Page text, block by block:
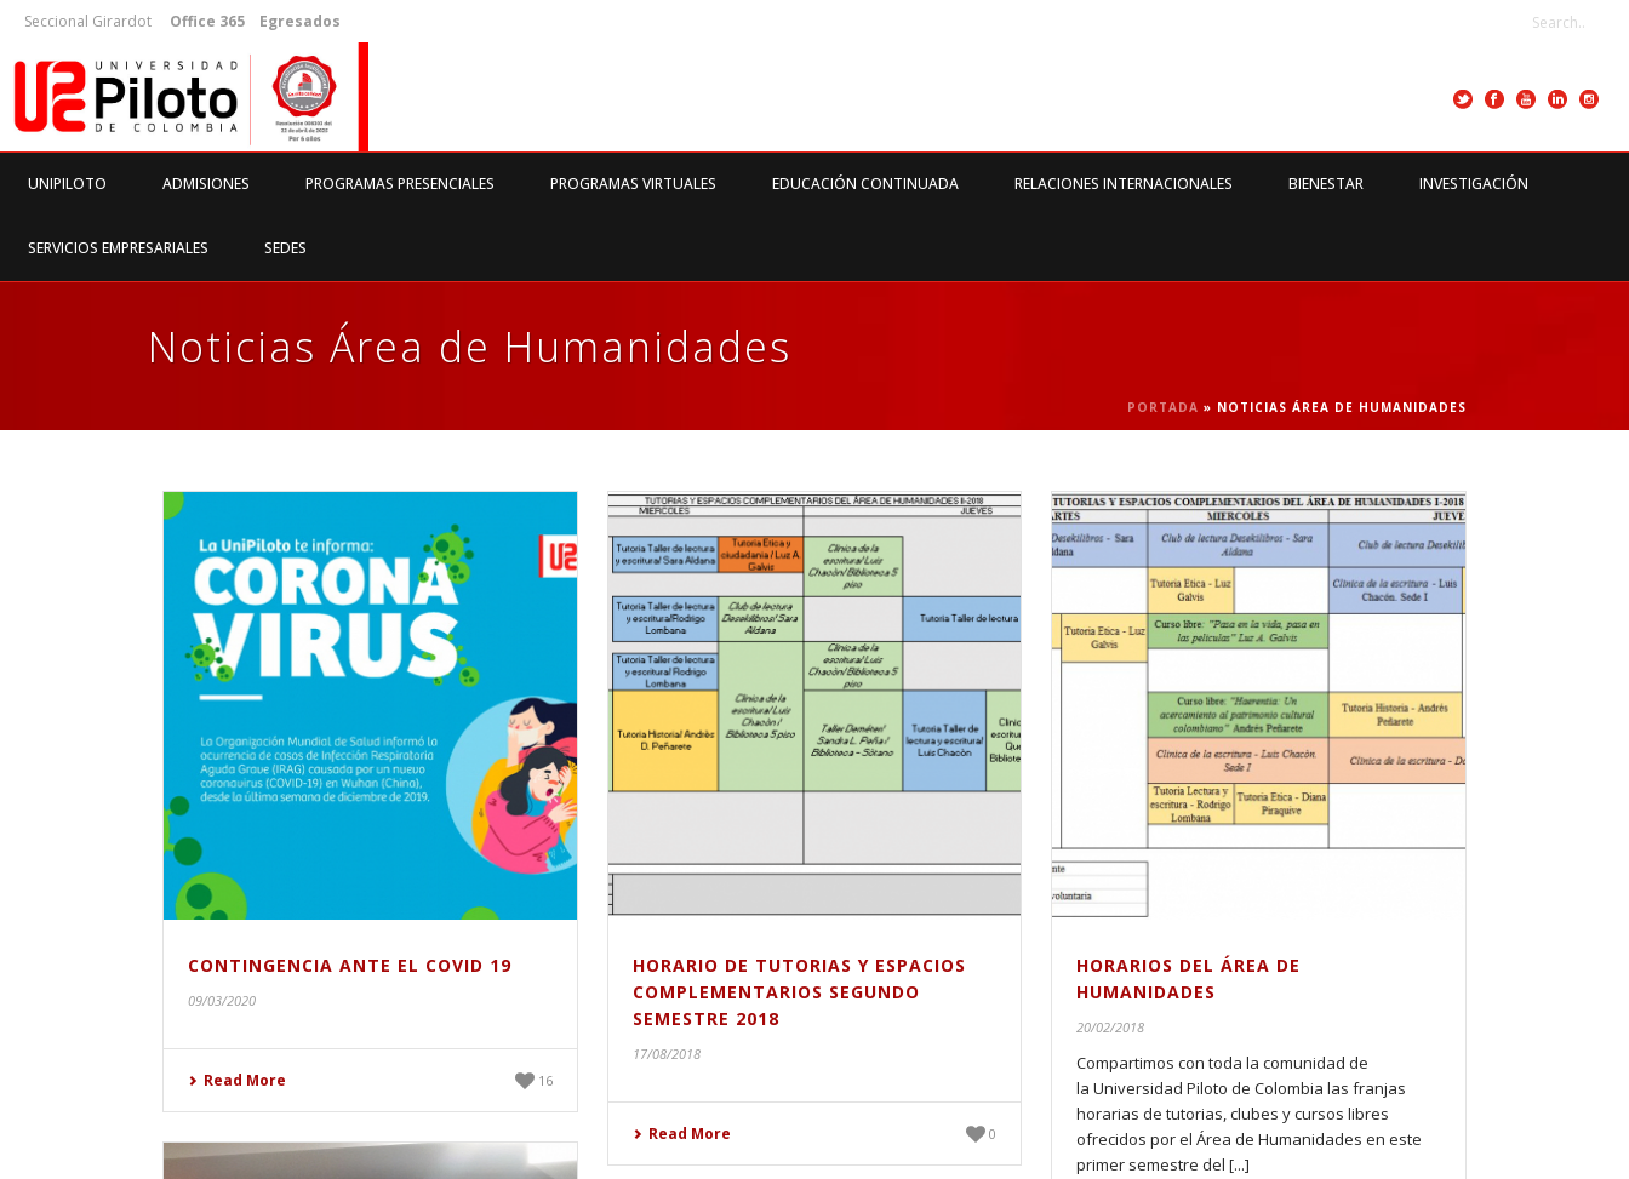
Seccional Girardot Office 365 Egresados
UNIPILOTO ADMISIONES PROGRAMAS PRESENCIALES PROGRAMAS VIRTUALES EDUCACIÓN CONTINUADA RELACIONES INTERNACIONALES BIENESTAR INVESTIGACIÓN
SERVICIOS EMPRESARIALES SEDES
Noticias Área de Humanidades
PORTADA » NOTICIAS ÁREA DE HUMANIDADES
CONTINGENCIA ANTE EL COVID 19
09/03/2020
Read More 16
HORARIO DE TUTORIAS Y ESPACIOS
COMPLEMENTARIOS SEGUNDO
SEMESTRE 2018
17/08/2018
Read More 0
HORARIOS DEL ÁREA DE
HUMANIDADES
20/02/2018
Compartimos con toda la comunidad de
la Universidad Piloto de Colombia las franjas
horarias de tutorias, clubes y cursos libres
ofrecidos por el Área de Humanidades en este
primer semestre del [...]